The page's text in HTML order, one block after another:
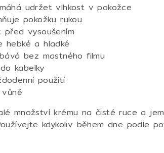
udržet vlhkost v pokožce
pokožku rukou
vysoušením
hebké a hladké
bez mastného filmu
kabelky
použití
množství krému na čisté ruce a
kdykoliv během dne podle